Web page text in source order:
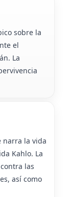
sobre la
el
La
narra la vida
Kahlo. La
las
así como